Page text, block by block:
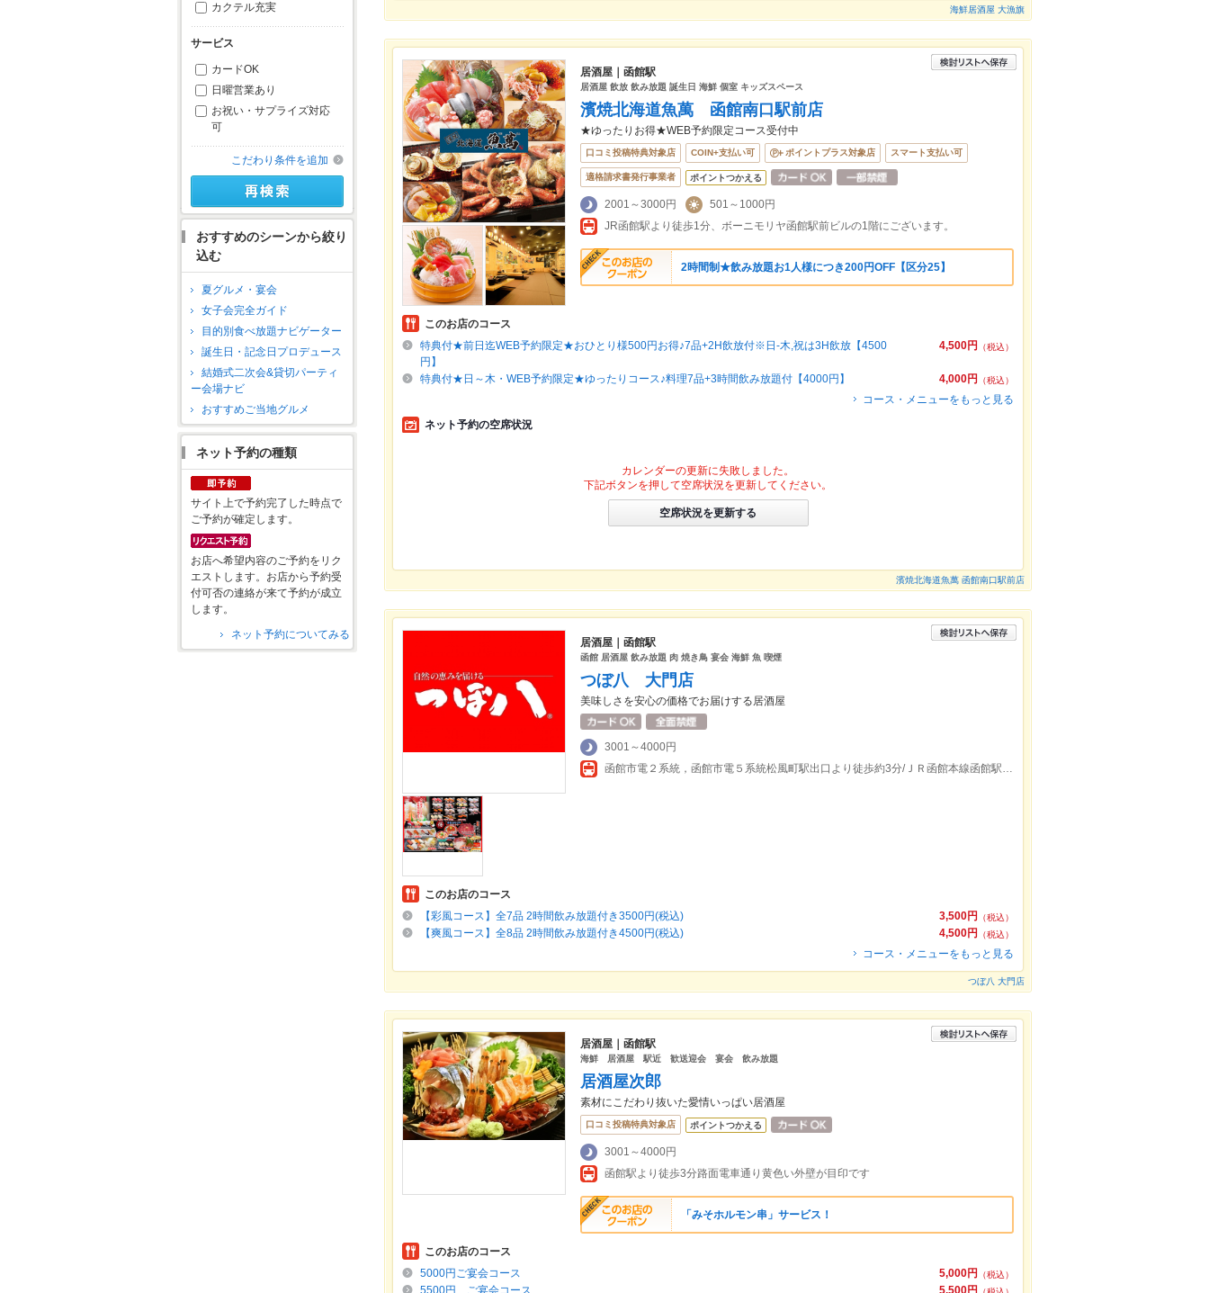
カクテル充実
サービス
カードOK
日曜営業あり
お祝い・サプライズ対応
可
こだわり条件を追加
おすすめのシーンから絞り
込む
夏グルメ・宴会
女子会完全ガイド
目的別食べ放題ナビゲーター
誕生日・記念日プロデュース
結婚式二次会&貸切パーティ
ー会場ナビ
おすすめご当地グルメ
ネット予約の種類
サイト上で予約完了した時点で
ご予約が確定します。
お店へ希望内容のご予約をリク
エストします。お店から予約受
付可否の連絡が来て予約が成立
します。
ネット予約についてみる
海鮮居酒屋 大漁旗
居酒屋｜函館駅
居酒屋 飲放 飲み放題 誕生日 海鮮 個室 キッズスペース
濱焼北海道魚萬 函館南口駅前店
★ゆったりお得★WEB予約限定コース受付中
口コミ投稿特典対象店 COIN+支払い可 ポイントプラス対象店 スマート支払い可
適格請求書発行事業者 ポイントつかえる
2001～3000円
501～1000円
JR函館駅より徒歩1分、ボーニモリヤ函館駅前ビルの1階にございます。
2時間制★飲み放題お1人様につき200円OFF【区分25】
このお店のコース
4,500円
（税込）
特典付★前日迄WEB予約限定★おひとり様500円お得♪7品+2H飲放付※日-木,祝は3H飲放【4500
円】
4,000円
（税込）
特典付★日～木・WEB予約限定★ゆったりコース♪料理7品+3時間飲み放題付【4000円】
コース・メニューをもっと見る
ネット予約の空席状況
カレンダーの更新に失敗しました。
下記ボタンを押して空席状況を更新してください。
空席状況を更新する
濱焼北海道魚萬 函館南口駅前店
居酒屋｜函館駅
函館 居酒屋 飲み放題 肉 焼き鳥 宴会 海鮮 魚 喫煙
つぼ八 大門店
美味しさを安心の価格でお届けする居酒屋
3001～4000円
函館市電２系統，函館市電５系統松風町駅出口より徒歩約3分/ＪＲ函館本線函館駅西口より徒歩約10分
このお店のコース
3,500円
（税込）
【彩風コース】全7品 2時間飲み放題付き3500円(税込)
4,500円
（税込）
【爽風コース】全8品 2時間飲み放題付き4500円(税込)
コース・メニューをもっと見る
つぼ八 大門店
居酒屋｜函館駅
海鮮 居酒屋 駅近 歓送迎会 宴会 飲み放題
居酒屋次郎
素材にこだわり抜いた愛情いっぱい居酒屋
口コミ投稿特典対象店 ポイントつかえる
3001～4000円
函館駅より徒歩3分路面電車通り黄色い外壁が目印です
「みそホルモン串」サービス！
このお店のコース
5,000円
（税込）
5000円ご宴会コース
5,500円
5500円 ご宴会コース